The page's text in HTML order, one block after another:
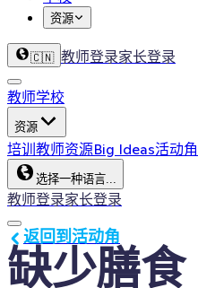
资源
🇨🇳 教师登录家长登录
教师学校
资源
培训 教师资源Big Ideas活动角
选择一种语言...
教师登录家长登录
缺少膳食
返回到活动角